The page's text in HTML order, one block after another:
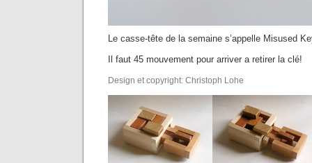
Le casse-tête de la semaine s’appelle Misused
Il faut 45 mouvement pour arriver a retirer la clé!
Design et copyright: Christoph Lohe